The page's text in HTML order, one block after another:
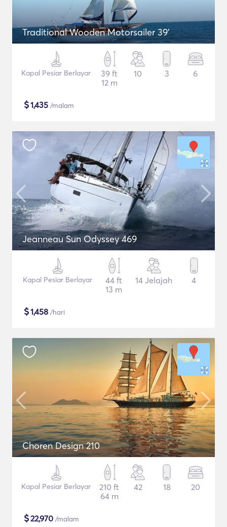
Traditional Wooden Motorsailer 39'
Kapal Pesiar Berlayar
39 ft
12 m
10 3 6
$1,435 /malam
Jeanneau Sun Odyssey 469
Kapal Pesiar Berlayar
44 ft
13 m
14 Jelajah 4
$1,458 /hari
Choren Design 210
Kapal Pesiar Berlayar
210 ft
64 m
42 18 20
$22,970 /malam